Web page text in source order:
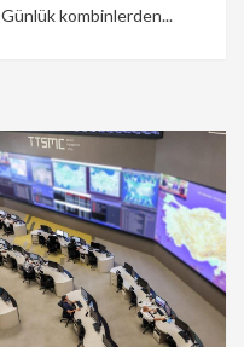
Günlük kombinlerden...